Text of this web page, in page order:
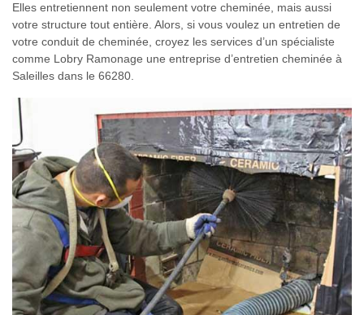
Elles entretiennent non seulement votre cheminée, mais aussi
votre structure tout entière. Alors, si vous voulez un entretien de
votre conduit de cheminée, croyez les services d’un spécialiste
comme Lobry Ramonage une entreprise d’entretien cheminée à
Saleilles dans le 66280.